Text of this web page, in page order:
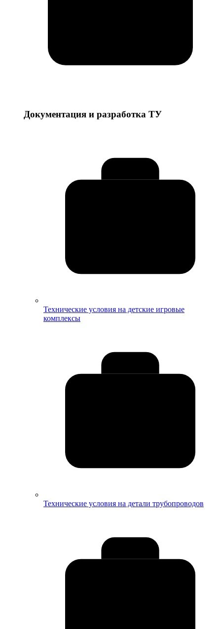
Документация и разработка ТУ
Технические условия на детские игровые
комплексы
Технические условия на детали трубопроводов